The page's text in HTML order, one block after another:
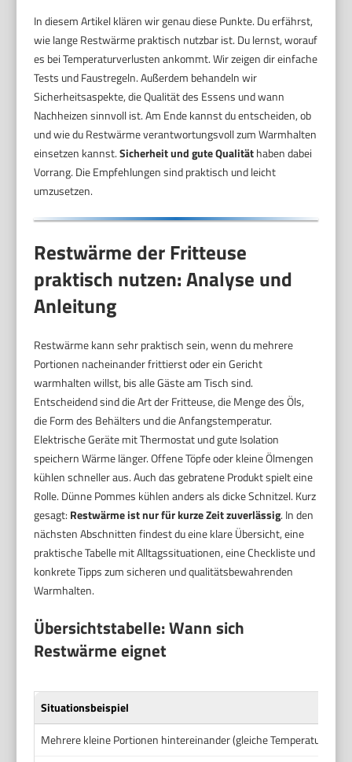
In diesem Artikel klären wir genau diese Punkte. Du erfährst,
wie lange Restwärme praktisch nutzbar ist. Du lernst, worauf
es bei Temperaturverlusten ankommt. Wir zeigen dir einfache
Tests und Faustregeln. Außerdem behandeln wir
Sicherheitsaspekte, die Qualität des Essens und wann
Nachheizen sinnvoll ist. Am Ende kannst du entscheiden, ob
und wie du Restwärme verantwortungsvoll zum Warmhalten
einsetzen kannst.Sicherheit und gute Qualitäthaben dabei
Vorrang. Die Empfehlungen sind praktisch und leicht
umzusetzen.
Restwärme der Fritteuse
praktisch nutzen: Analyse und
Anleitung
Restwärme kann sehr praktisch sein, wenn du mehrere
Portionen nacheinander frittierst oder ein Gericht
warmhalten willst, bis alle Gäste am Tisch sind.
Entscheidend sind die Art der Fritteuse, die Menge des Öls,
die Form des Behälters und die Anfangstemperatur.
Elektrische Geräte mit Thermostat und gute Isolation
speichern Wärme länger. Offene Töpfe oder kleine Ölmengen
kühlen schneller aus. Auch das gebratene Produkt spielt eine
Rolle. Dünne Pommes kühlen anders als dicke Schnitzel. Kurz
gesagt: Restwärme ist nur für kurze Zeit zuverlässig. In den
nächsten Abschnitten findest du eine klare Übersicht, eine
praktische Tabelle mit Alltagssituationen, eine Checkliste und
konkrete Tipps zum sicheren und qualitätsbewahrenden
Warmhalten.
Übersichtstabelle: Wann sich
Restwärme eignet
Situationsbeispiel
Mehrere kleine Portionen hintereinander (gleiche Temperatur)